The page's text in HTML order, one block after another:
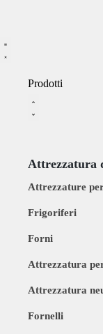
Prodotti
Attrezzatura
Attrezzature
Frigoriferi
Forni
Attrezzatura
Attrezzatura
Fornelli